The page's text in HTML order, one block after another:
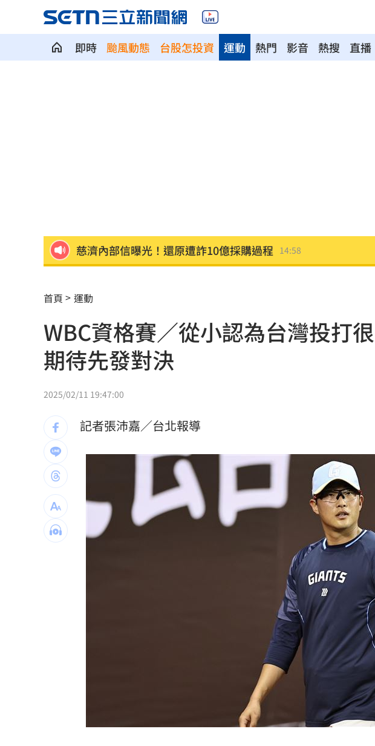
即時 颱風動態 台股怎投資 熱門 影音 熱搜 直播
運動
結婚契機曝 HAHA「這一句話」讓星認定他 14:58
役男潛逃被抓曝悲慘處境！兄母入獄缺錢花 14:46
雨天鞋子濕「1錯誤習慣」香港腳黴菌狂長
上節目驚傳拿不到酬勞 8點檔男星曝內幕
白海豚殺到家門口！下週恐又有熱帶擾動
聽一句「老公」！單親媽交5卡下場慘
非洲這國拒絕台灣護照入境 外交部發聲了 14:32
不斷更新／8日國籍航空、船班異動一次看
14:28
14:27
兄弟2資深主力倒下 張志豪、許基宏動刀 14:23
AI時代！威力馬導入智慧營運系統提升效率 12:00
首頁 運動
WBC資格賽／從小認為台灣投打
期待先發對決
2025/02/11 19:47:00
記者張沛嘉／台北報導